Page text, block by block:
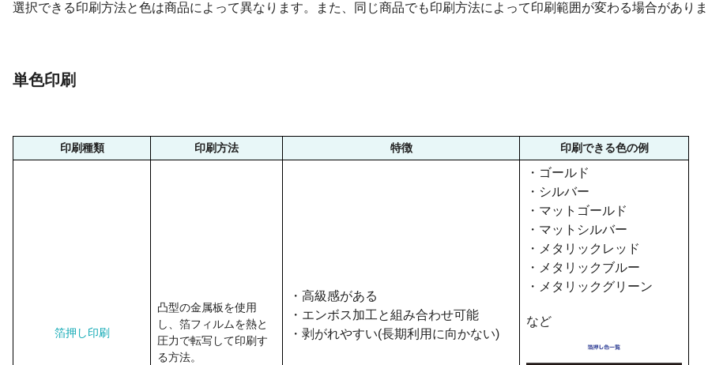
選択できる印刷方法と色は商品によって異なります。また、同じ商品でも印刷方法によって印刷範囲が変わる場合があり
単色印刷
印刷種類 印刷方法 特徴 印刷できる色の例
箔押し印刷
凸型の金属板を使用
し、箔フィルムを熱と
圧力で転写して印刷す
る方法。
・高級感がある
・エンボス加工と組み合わせ可能
・剥がれやすい(長期利用に向かない)
・ゴールド
・シルバー
・マットゴールド
・マットシルバー
・メタリックレッド
・メタリックブルー
・メタリックグリーン
など